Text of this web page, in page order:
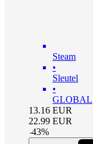
Steam
•
Sleutel
•
GLOBAL
13.16 EUR
22.99 EUR
-43%